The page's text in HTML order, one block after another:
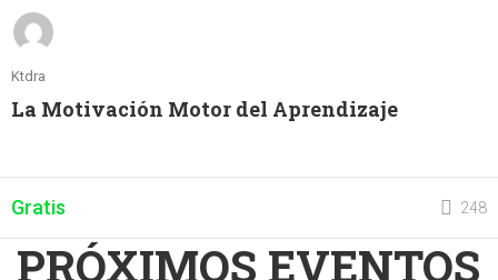
Ktdra
La Motivación Motor del Aprendizaje
248
Gratis
PRÓXIMOS EVENTOS